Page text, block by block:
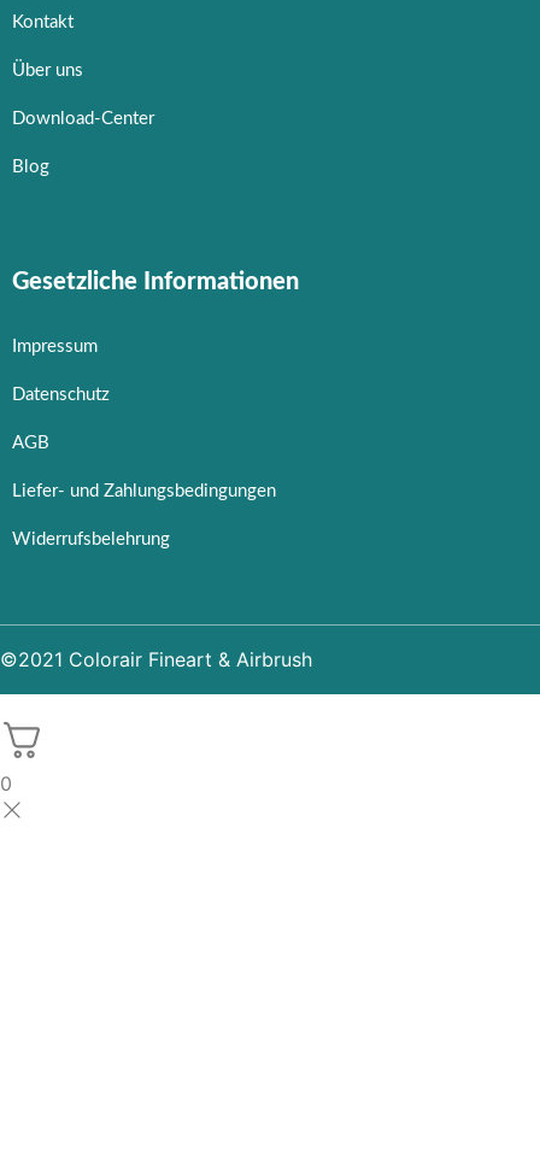
Kontakt
Über uns
Download-Center
Blog
Gesetzliche Informationen
Impressum
Datenschutz
AGB
Liefer- und Zahlungsbedingungen
Widerrufsbelehrung
©2021 Colorair Fineart & Airbrush
0